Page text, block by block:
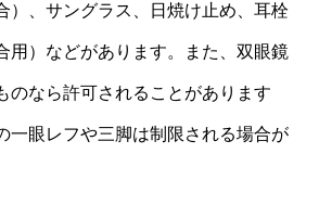
）、サングラス、日焼け止め、耳栓
用）などがあります。また、双眼鏡
のなら許可されることがあります
一眼レフや三脚は制限される場合が